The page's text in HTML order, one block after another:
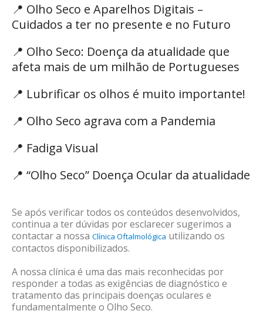
📍 Olho Seco e Aparelhos Digitais –
Cuidados a ter no presente e no Futuro
📍 Olho Seco: Doença da atualidade que
afeta mais de um milhão de Portugueses
📍 Lubrificar os olhos é muito importante!
📍 Olho Seco agrava com a Pandemia
📍 Fadiga Visual
📍 “Olho Seco” Doença Ocular da atualidade
Se após verificar todos os conteúdos desenvolvidos,
continua a ter dúvidas por esclarecer sugerimos a
contactar a nossa Clínica Oftalmológica utilizando os
contactos disponibilizados.
A nossa clínica é uma das mais reconhecidas por
responder a todas as exigências de diagnóstico e
tratamento das principais doenças oculares e
fundamentalmente o Olho Seco.